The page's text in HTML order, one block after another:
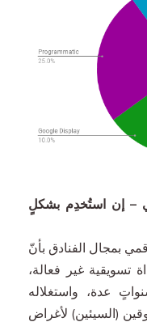
– إن استُخدِم بشكلٍ
بمجال الفنادق بأنّ
تسويقية غير فعالة،
عدة، واستغلاله
(السيئين) لأغراضٍ